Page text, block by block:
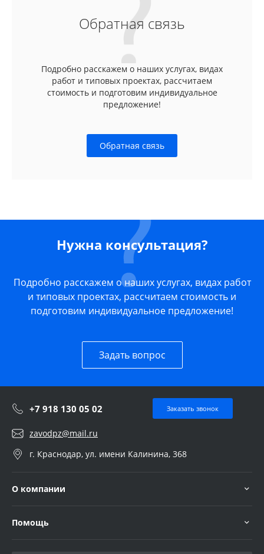
Обратная связь
Подробно расскажем о наших услугах, видах
работ и типовых проектах, рассчитаем
стоимость и подготовим индивидуальное
предложение!
Обратная связь
Нужна консультация?
Подробно расскажем о наших услугах, видах работ
и типовых проектах, рассчитаем стоимость и
подготовим индивидуальное предложение!
Задать вопрос
+7 918 130 05 02 Заказать звонок
zavodpz@mail.ru
г. Краснодар, ул. имени Калинина, 368
О компании
Помощь